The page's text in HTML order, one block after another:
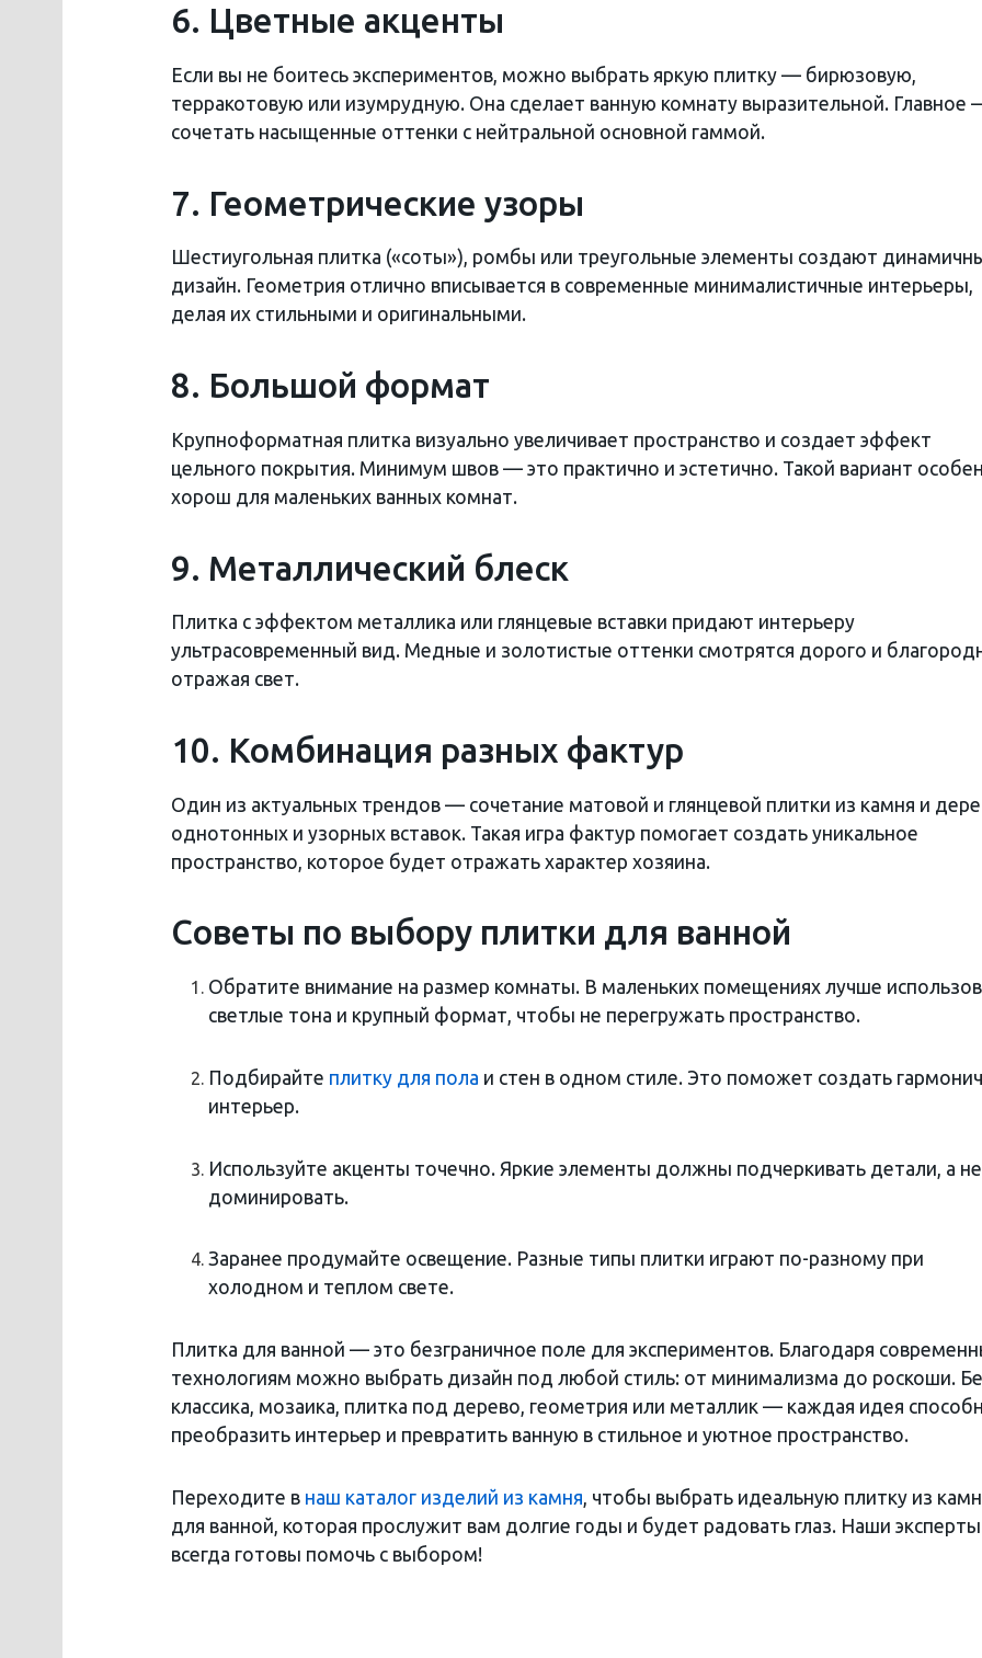
6. Цветные акценты
Если вы не боитесь экспериментов, можно выбрать яркую плитку — бирюзовую,
терракотовую или изумрудную. Она сделает ванную комнату выразительной. Главное
сочетать насыщенные оттенки с нейтральной основной гаммой.
7. Геометрические узоры
Шестиугольная плитка («соты»), ромбы или треугольные элементы создают
дизайн. Геометрия отлично вписывается в современные минималистичные интерьеры,
делая их стильными и оригинальными.
8. Большой формат
Крупноформатная плитка визуально увеличивает пространство и создает эффект
цельного покрытия. Минимум швов — это практично и эстетично. Такой вариант
хорош для маленьких ванных комнат.
9. Металлический блеск
Плитка с эффектом металлика или глянцевые вставки придают интерьеру
ультрасовременный вид. Медные и золотистые оттенки смотрятся дорого и
отражая свет.
10. Комбинация разных фактур
Один из актуальных трендов — сочетание матовой и глянцевой плитки из камня и
однотонных и узорных вставок. Такая игра фактур помогает создать уникальное
пространство, которое будет отражать характер хозяина.
Советы по выбору плитки для ванной
Обратите внимание на размер комнаты. В маленьких помещениях лучше
светлые тона и крупный формат, чтобы не перегружать пространство.
Подбирайте плитку для пола и стен в одном стиле. Это поможет создать
интерьер.
Используйте акценты точечно. Яркие элементы должны подчеркивать детали, а не
доминировать.
Заранее продумайте освещение. Разные типы плитки играют по-разному при
холодном и теплом свете.
Плитка для ванной — это безграничное поле для экспериментов. Благодаря
технологиям можно выбрать дизайн под любой стиль: от минимализма до роскоши.
классика, мозаика, плитка под дерево, геометрия или металлик — каждая идея
преобразить интерьер и превратить ванную в стильное и уютное пространство.
Переходите в наш каталог изделий из камня, чтобы выбрать идеальную плитку из
для ванной, которая прослужит вам долгие годы и будет радовать глаз. Наши эксперты
всегда готовы помочь с выбором!